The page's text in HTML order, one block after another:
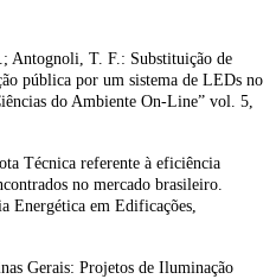
Antognoli, T. F.: Substituição de
pública por um sistema de LEDs no
do Ambiente On-Line” vol. 5,
Técnica referente à eficiência
no mercado brasileiro.
Energética em Edificações,
Gerais: Projetos de Iluminação